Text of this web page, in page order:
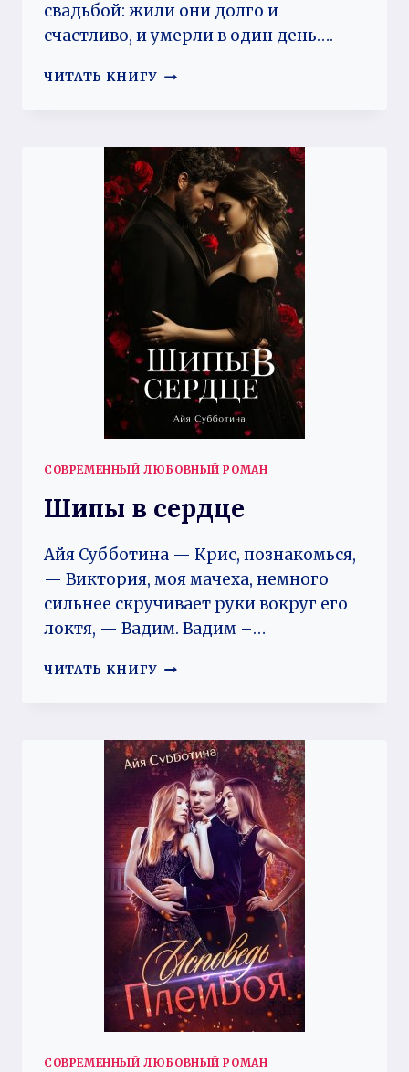
свадьбой: жили они долго и
счастливо, и умерли в один день….
ЧИТАТЬ КНИГУ ТЫ
МОЙ
РАССВЕТ
СОВРЕМЕННЫЙ ЛЮБОВНЫЙ РОМАН
Шипы в сердце
Айя Субботина — Крис, познакомься,
— Виктория, моя мачеха, немного
сильнее скручивает руки вокруг его
локтя, — Вадим. Вадим –…
ЧИТАТЬ КНИГУ ШИПЫ
СОВРЕМЕННЫЙ ЛЮБОВНЫЙ РОМАН